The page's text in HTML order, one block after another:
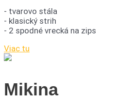
- tvarovo stála
- klasický strih
- 2 spodné vrecká na zips
Viac tu
Mikina